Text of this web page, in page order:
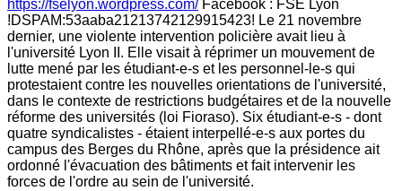
https://fselyon.wordpress.com/Facebook : FSE Lyon
!DSPAM:53aaba21213742129915423! Le 21 novembre
dernier, une violente intervention policière avait lieu à
l'université Lyon II. Elle visait à réprimer un mouvement de
lutte mené par les étudiant-e-s et les personnel-le-s qui
protestaient contre les nouvelles orientations de l'université,
dans le contexte de restrictions budgétaires et de la nouvelle
réforme des universités (loi Fioraso). Six étudiant-e-s - dont
quatre syndicalistes - étaient interpellé-e-s aux portes du
campus des Berges du Rhône, après que la présidence ait
ordonné l'évacuation des bâtiments et fait intervenir les
forces de l'ordre au sein de l'université.